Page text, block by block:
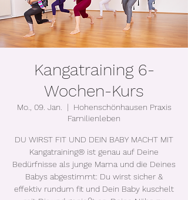
Kangatraining 6-
Wochen-Kurs
Mo., 09. Jan.
  |
Hohenschönhausen Praxis
Familienleben
DU WIRST FIT UND DEIN BABY MACHT MIT
Kangatraining® ist genau auf Deine
Bedürfnisse als junge Mama und die Deines
Babys abgestimmt: Du wirst sicher &
effektiv rundum fit und Dein Baby kuschelt